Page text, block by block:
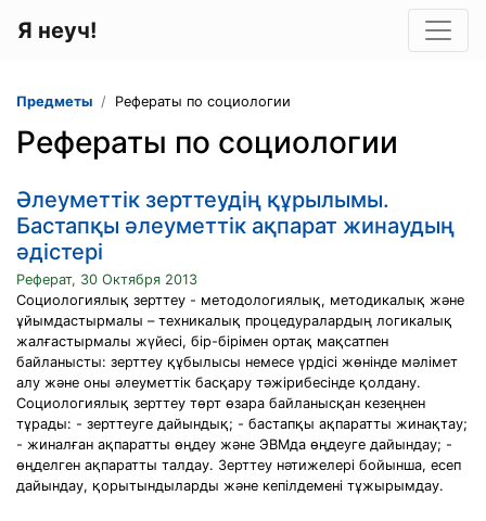
Я неуч!
Предметы Рефераты по социологии
Рефераты по социологии
Әлеуметтік зерттеудің құрылымы.
Бастапқы әлеуметтік ақпарат жинаудың
әдістері
Реферат, 30 Октября 2013
Социологиялық зерттеу - методологиялық, методикалық және
ұйымдастырмалы – техникалық процедуралардың логикалық
жалғастырмалы жүйесі, бір-бірімен ортақ мақсатпен
байланысты: зерттеу құбылысы немесе үрдісі жөнінде мәлімет
алу және оны әлеуметтік басқару тәжірибесінде қолдану.
Социологиялық зерттеу төрт өзара байланысқан кезеңнен
тұрады: - зерттеуге дайындық; - бастапқы ақпаратты жинақтау;
- жиналған ақпаратты өңдеу және ЭВМда өңдеуге дайындау; -
өңделген ақпаратты талдау. Зерттеу нәтижелері бойынша, есеп
дайындау, қорытындыларды және кепілдемені тұжырымдау.